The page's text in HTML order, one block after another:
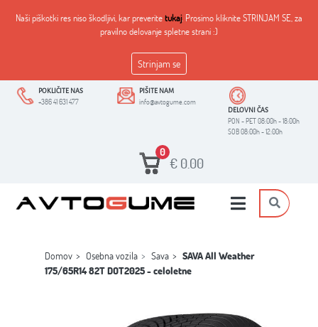
Naši piškotki res niso škodljivi, kar preveritetukaj. Prosimo kliknite STRINJAM SE, za
pravilno delovanje spletne strani :)
Strinjam se
POKLIČITE NAS
+386 41 631 477
PIŠITE NAM
info@avtogume.com
DELOVNI ČAS
PON - PET 08:00h - 18:00h
SOB 08:00h - 12:00h
0
€ 0.00
Domov Osebna vozila Sava
SAVA All Weather
175/65R14 82T DOT2025 - celoletne